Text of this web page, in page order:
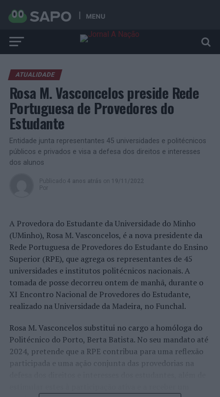
MENU
ATUALIDADE
Rosa M. Vasconcelos preside Rede
Portuguesa de Provedores do
Estudante
Entidade junta representantes 45 universidades e politécnicos
públicos e privados e visa a defesa dos direitos e interesses
dos alunos
Publicado 4 anos atrás on 19/11/2022
Por
A Provedora do Estudante da Universidade do Minho
(UMinho), Rosa M. Vasconcelos, é a nova presidente da
Rede Portuguesa de Provedores do Estudante do Ensino
Superior (RPE), que agrega os representantes de 45
universidades e institutos politécnicos nacionais. A
tomada de posse decorreu ontem de manhã, durante o
XI Encontro Nacional de Provedores do Estudante,
realizado na Universidade da Madeira, no Funchal.
Rosa M. Vasconcelos substitui no cargo a homóloga do
Politécnico do Porto, Berta Batista. No seu mandato até
2024, pretende que a RPE contribua para uma reflexão
participada e uma ação conjunta das provedorias na